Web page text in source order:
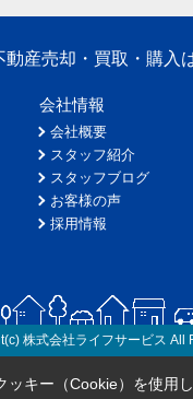
動産売却・買取・購入
会社情報
会社概要
スタッフ紹介
スタッフブログ
お客様の声
採用情報
株式会社ライフサービス All
キー（Cookie）を使用